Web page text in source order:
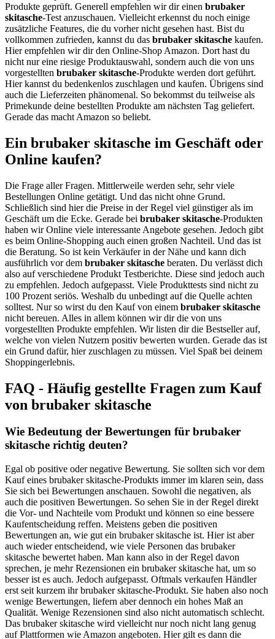
Produkte geprüft. Generell empfehlen wir dir einen brubaker
skitasche-Test anzuschauen. Vielleicht erkennst du noch einige
zusätzliche Features, die du vorher nicht gesehen hast. Bist du
vollkommen zufrieden, kannst du das brubaker skitasche kaufen.
Hier empfehlen wir dir den Online-Shop Amazon. Dort hast du
nicht nur eine riesige Produktauswahl, sondern auch die von uns
vorgestellten brubaker skitasche-Produkte werden dort geführt.
Hier kannst du bedenkenlos zuschlagen und kaufen. Übrigens sind
auch die Lieferzeiten phänomenal. So bekommst du teilweise als
Primekunde deine bestellten Produkte am nächsten Tag geliefert.
Gerade das macht Amazon so beliebt.
Ein brubaker skitasche im Geschäft oder
Online kaufen?
Die Frage aller Fragen. Mittlerweile werden sehr, sehr viele
Bestellungen Online getätigt. Und das nicht ohne Grund.
Schließlich sind hier die Preise in der Regel viel günstiger als im
Geschäft um die Ecke. Gerade bei brubaker skitasche-Produkten
haben wir Online viele interessante Angebote gesehen. Jedoch gibt
es beim Online-Shopping auch einen großen Nachteil. Und das ist
die Beratung. So ist kein Verkäufer in der Nähe und kann dich
ausführlich vor dem brubaker skitasche beraten. Du verlässt dich
also auf verschiedene Produkt Testberichte. Diese sind jedoch auch
zu empfehlen. Jedoch aufgepasst. Viele Produkttests sind nicht zu
100 Prozent seriös. Weshalb du unbedingt auf die Quelle achten
solltest. Nur so wirst du den Kauf von einem brubaker skitasche
nicht bereuen. Alles in allem können wir dir die von uns
vorgestellten Produkte empfehlen. Wir listen dir die Bestseller auf,
welche von vielen Nutzern positiv bewerten wurden. Gerade das ist
ein Grund dafür, hier zuschlagen zu müssen. Viel Spaß bei deinem
Shoppingerlebnis.
FAQ - Häufig gestellte Fragen zum Kauf
von brubaker skitasche
Wie Bedeutung der Bewertungen für brubaker
skitasche richtig deuten?
Egal ob positive oder negative Bewertung. Sie sollten sich vor dem
Kauf eines brubaker skitasche-Produkts immer im klaren sein, dass
Sie sich bei Bewertungen anschauen. Sowohl die negativen, als
auch die positiven Bewertungen. So sehen Sie in der Regel direkt
die Vor- und Nachteile vom Produkt und können so eine bessere
Kaufentscheidung reffen. Meistens geben die positiven
Bewertungen an, wie gut ein brubaker skitasche ist. Hier ist aber
auch wieder entscheidend, wie viele Personen das brubaker
skitasche bewertet haben. Man kann also in der Regel davon
sprechen, je mehr Rezensionen ein brubaker skitasche hat, um so
besser ist es auch. Jedoch aufgepasst. Oftmals verkaufen Händler
erst seit kurzem ihr brubaker skitasche-Produkt. Sie haben also noch
wenige Bewertungen, liefern aber dennoch ein hohes Maß an
Qualität. Wenige Rezensionen sind also nicht automatisch schlecht.
Das brubaker skitasche wird vielleicht nur noch nicht lang genug
auf Plattformen wie Amazon angeboten. Hier gilt es dann die